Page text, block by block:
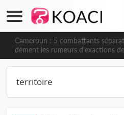
Cameroun : 5 combattants
dément les rumeurs d'exactions